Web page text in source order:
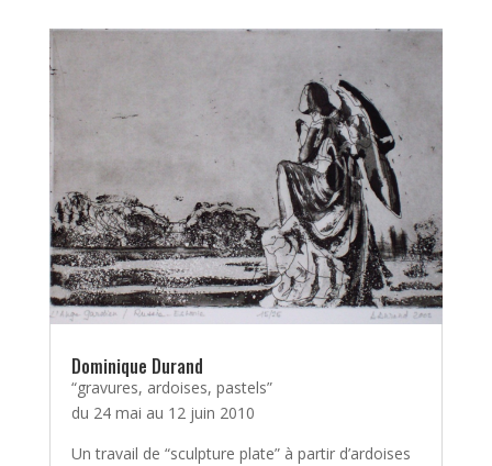
Dominique Durand
“gravures, ardoises, pastels”
du 24 mai au 12 juin 2010
Un travail de “sculpture plate” à partir d’ardoises